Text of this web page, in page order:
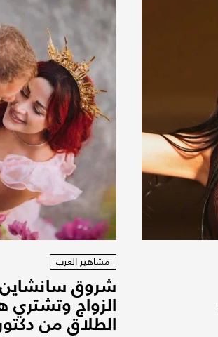
مشاهير العرب
شروق سانشاين
الزواج وتشتري
الطلاق من